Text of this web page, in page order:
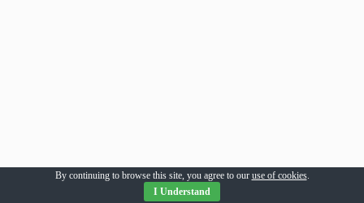
By continuing to browse this site, you agree to our use of cookies.
I Understand